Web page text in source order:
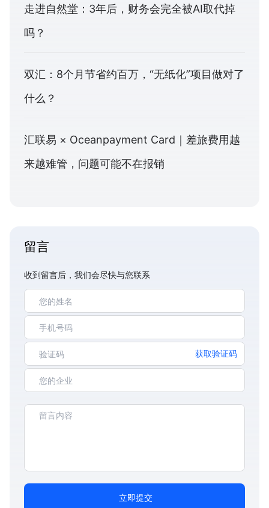
走进自然堂：3年后，财务会完全被AI取代掉
吗？
双汇：8个月节省约百万，“无纸化”项目做对了
什么？
汇联易 × Oceanpayment Card｜差旅费用越
来越难管，问题可能不在报销
留言
收到留言后，我们会尽快与您联系
获取验证码
立即提交